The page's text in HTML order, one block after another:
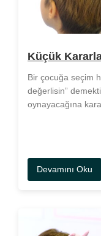
Küçük
Bir çocuğa seçim
değerlisin”
oynayacağına
Devamını Oku